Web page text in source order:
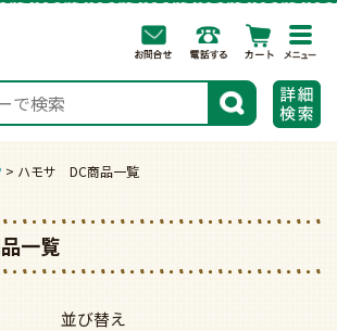
検索
ハモサ DC商品一覧
一覧
並び替え